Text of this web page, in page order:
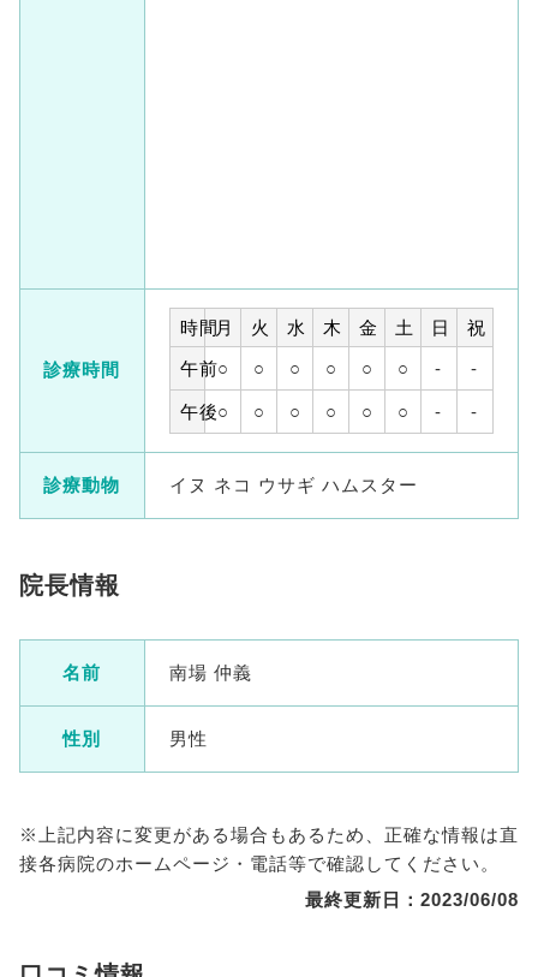
診療時間
時間月 火 水 木 金 土 日
祝
午前○ ○ ○ ○ ○ ○ - -
午後○ ○ ○ ○ ○ ○ - -
診療動物 イヌ ネコ ウサギ ハムスター
院長情報
名前 南場 仲義
性別 男性
※上記内容に変更がある場合もあるため、正確な情報は直
接各病院のホームページ・電話等で確認してください。
最終更新日：2023/06/08